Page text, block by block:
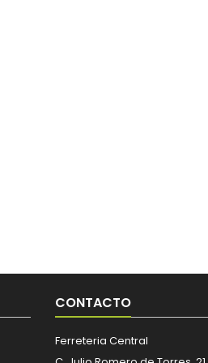
CONTACTO
Ferreteria Central